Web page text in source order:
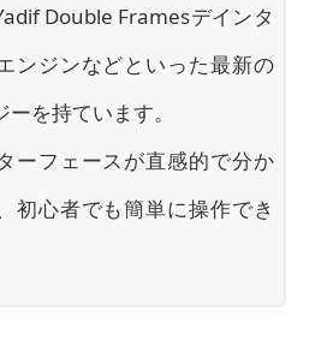
Double Framesデインタ
ンジンなどといった最新の
を持ています。
ーフェースが直感的で分か
初心者でも簡単に操作でき